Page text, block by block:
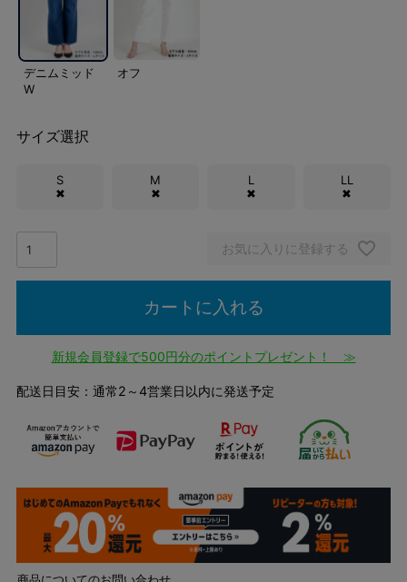
デニムミッド
W
オフ
サイズ選択
S
✖
M
✖
L
✖
LL
✖
お気に入りに登録する
カートに入れる
新規会員登録で500円分のポイントプレゼント！ ≫
配送日目安：通常2～4営業日以内に発送予定